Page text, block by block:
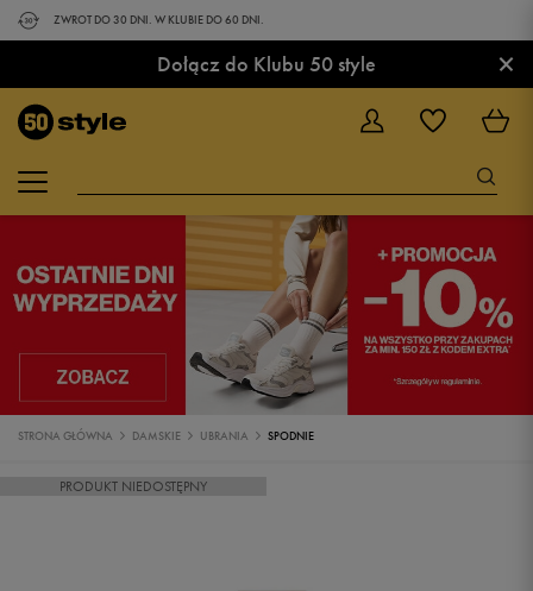
ZWROT DO 30 DNI. W KLUBIE DO 60 DNI.
Dołącz do Klubu 50 style ×
STRONA GŁÓWNA DAMSKIE UBRANIA SPODNIE
PRODUKT NIEDOSTĘPNY